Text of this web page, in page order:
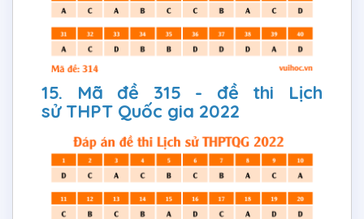
15. Mã đề 315 - đề thi Lịch
sử THPT Quốc gia 2022